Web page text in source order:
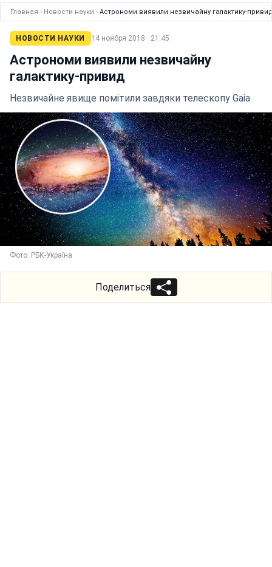
Главная › Новости науки › Астрономи виявили незвичайну галактику-
НОВОСТИ НАУКИ 14 ноября 2018 · 21:45
Астрономи виявили незвичайну
галактику-привид
Незвичайне явище помітили завдяки телескопу Gaia
Фото: РБК-Україна
Поделиться